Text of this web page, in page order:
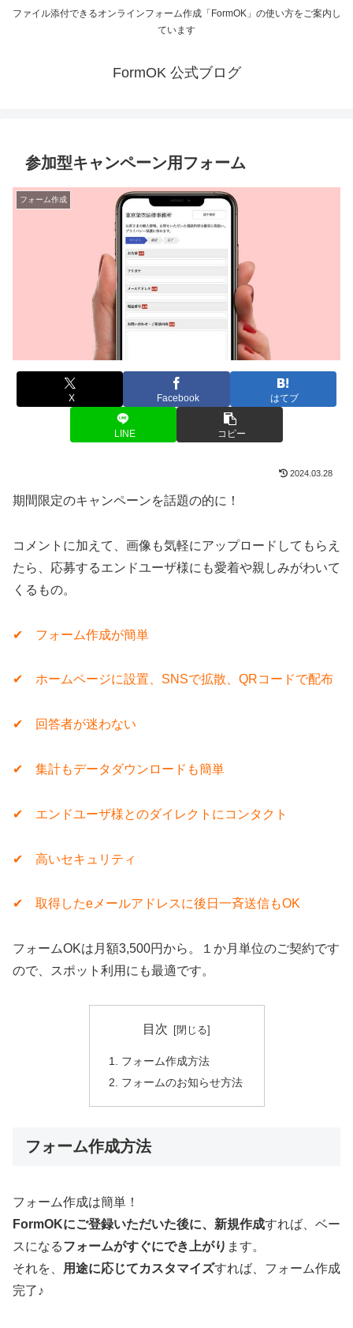
ファイル添付できるオンラインフォーム作成「FormOK」の使い方をご案内し
ています
FormOK 公式ブログ
参加型キャンペーン用フォーム
フォーム作成
X Facebook はてブ
LINE コピー
2024.03.28
期間限定のキャンペーンを話題の的に！
コメントに加えて、画像も気軽にアップロードしてもらえ
たら、応募するエンドユーザ様にも愛着や親しみがわいて
くるもの。
✔︎ フォーム作成が簡単
✔︎ ホームページに設置、SNSで拡散、QRコードで配布
✔︎ 回答者が迷わない
✔︎ 集計もデータダウンロードも簡単
✔︎ エンドユーザ様とのダイレクトにコンタクト
✔︎ 高いセキュリティ
✔︎ 取得したeメールアドレスに後日一斉送信もOK
フォームOKは月額3,500円から。１か月単位のご契約です
ので、スポット利用にも最適です。
目次
フォーム作成方法
フォームのお知らせ方法
フォーム作成方法
フォーム作成は簡単！
FormOKにご登録いただいた後に、新規作成すれば、ベー
スになるフォームがすぐにでき上がり ます。
それを、
用途に応じてカスタマイズすれば、フォーム作成
完了♪